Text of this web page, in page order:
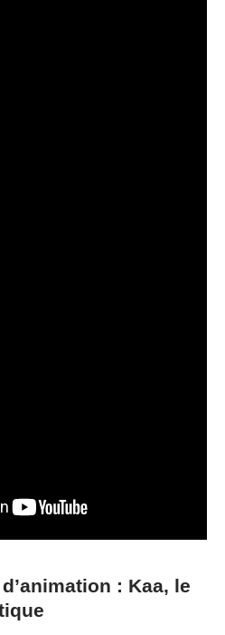
: Kaa, le